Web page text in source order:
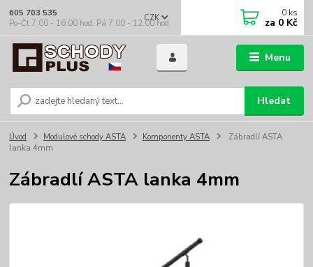
Menu
CZK
Hledat
605 703 535
Po-Čt 7.00 - 16.00 hod. Pá 7.00 - 12.00 hod.
0 ks
za 0 Kč
Úvod Modulové schody ASTA Komponenty ASTA
Zábradlí ASTA
lanka 4mm
Zábradlí ASTA lanka 4mm